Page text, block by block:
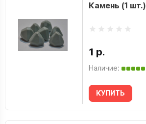
Камень (1 шт.)
1 р.
Наличие:
КУПИТЬ